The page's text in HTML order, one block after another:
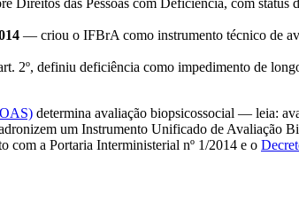
— criou o IFBrA como instrumento técnico de
2º, definiu deficiência como impedimento de
determina avaliação biopsicossocial — leia:
um Instrumento Unificado de Avaliação
com a Portaria Interministerial nº 1/2014 e o